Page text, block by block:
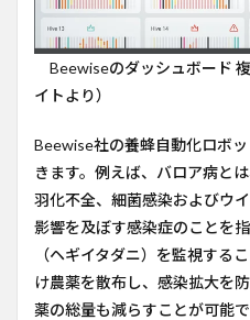
Beewiseのダッシュボード
イトより）
Beewise社の養蜂自動化ロボ
きます。例えば、バロア病と
羽化不全、細菌感染およびウ
影響を及ぼす感染症のことを
（ヘギイタダニ）を監視する
け農薬を散布し、感染拡大を
薬の総量も減らすことが可能